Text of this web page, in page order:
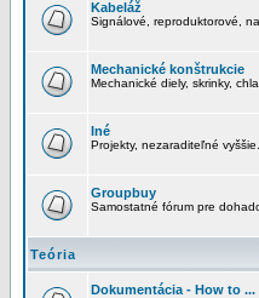
Kabeláž
Signálové, reproduktorové,
Mechanické konštrukcie
Mechanické diely, skrinky,
Iné
Projekty, nezaraditeľné vyššie.
Groupbuy
Samostatné fórum pre
Teória
Dokumentácia - How to ...